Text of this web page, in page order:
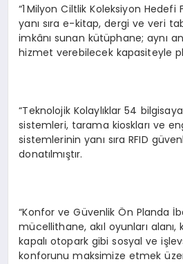
“1 Milyon Ciltlik Koleksiyon Hedefi
yanı sıra e-kitap, dergi ve veri
imkânı sunan kütüphane; aynı
hizmet verebilecek kapasiteyle
“Teknolojik Kolaylıklar 54
sistemleri, tarama kioskları ve
sistemlerinin yanı sıra RFID
donatılmıştır.
“Konfor ve Güvenlik Ön Planda
mücellithane, akıl oyunları
kapalı otopark gibi sosyal ve
konforunu maksimize etmek